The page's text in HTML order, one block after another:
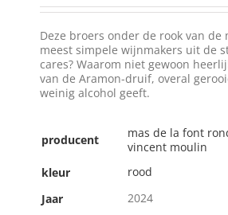
Zoeken
NL
Deze broers onder de rook van de
meest simpele wijnmakers uit de
cares? Waarom niet gewoon
van de Aramon-druif, overal
weinig alcohol geeft.
producent
mas de la font
vincent moulin
kleur
rood
Jaar
2024